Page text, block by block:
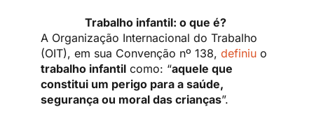
Trabalho infantil: o que é?
A Organização Internacional do Trabalho
(OIT), em sua Convenção nº 138,definiu o
trabalho infantil como: “aquele que
constitui um perigo para a saúde,
segurança ou moral das crianças”.